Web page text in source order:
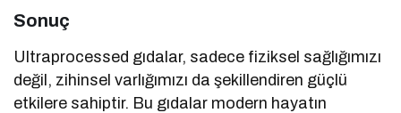
Sonuç
Ultraprocessed gıdalar, sadece fiziksel sağlığımızı
değil, zihinsel varlığımızı da şekillendiren güçlü
etkilere sahiptir. Bu gıdalar modern hayatın